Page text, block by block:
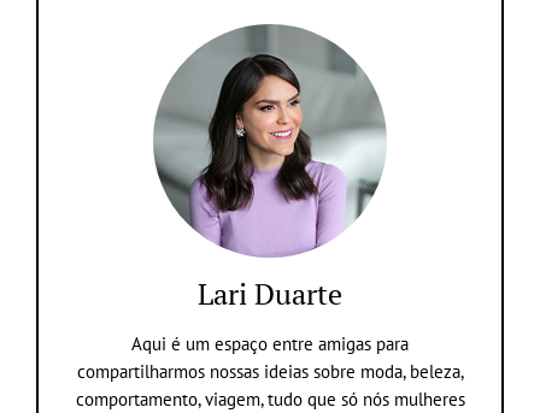
Lari Duarte
Aqui é um espaço entre amigas para
compartilharmos nossas ideias sobre moda, beleza,
comportamento, viagem, tudo que só nós mulheres